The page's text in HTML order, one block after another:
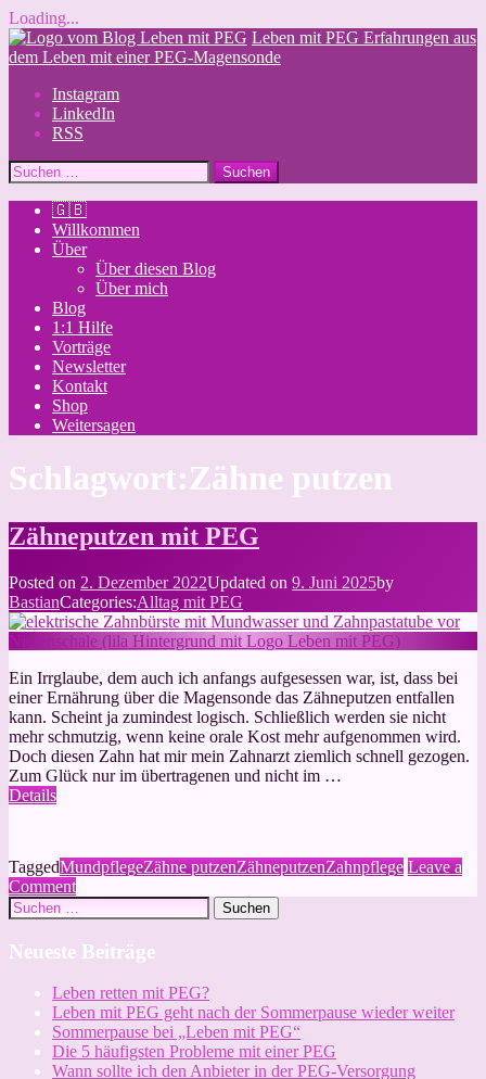
Loading...
Skip
to
Leben mit PEG Erfahrungen aus
dem Leben mit einer PEG-Magensonde
Instagram
LinkedIn
RSS
Suchen
nach:
🇬🇧
Willkommen
Über
Über diesen Blog
Über mich
Blog
1:1 Hilfe
Vorträge
Newsletter
Kontakt
Shop
Weitersagen
Schlagwort:Zähne putzen
Zähneputzen mit PEG
Posted on 2. Dezember 2022Updated on 9. Juni 2025by
BastianCategories:Alltag mit PEG
Ein Irrglaube, dem auch ich anfangs aufgesessen war, ist, dass bei
einer Ernährung über die Magensonde das Zähneputzen entfallen
kann. Scheint ja zumindest logisch. Schließlich werden sie nicht
mehr schmutzig, wenn keine orale Kost mehr aufgenommen wird.
Doch diesen Zahn hat mir mein Zahnarzt ziemlich schnell gezogen.
Zum Glück nur im übertragenen und nicht im …
Details
TaggedMundpflegeZähne putzenZähneputzenZahnpflege Leave a
Commenton
Zähneputzen
mit
PEG
Suchen
nach:
Neueste Beiträge
Leben retten mit PEG?
Leben mit PEG geht nach der Sommerpause wieder weiter
Sommerpause bei „Leben mit PEG“
Die 5 häufigsten Probleme mit einer PEG
Wann sollte ich den Anbieter in der PEG-Versorgung